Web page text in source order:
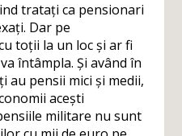
tratați ca pensionari
Dar pe
toții la un loc și ar fi
întâmpla. Și având în
au pensii mici și medii,
acești
militare nu sunt